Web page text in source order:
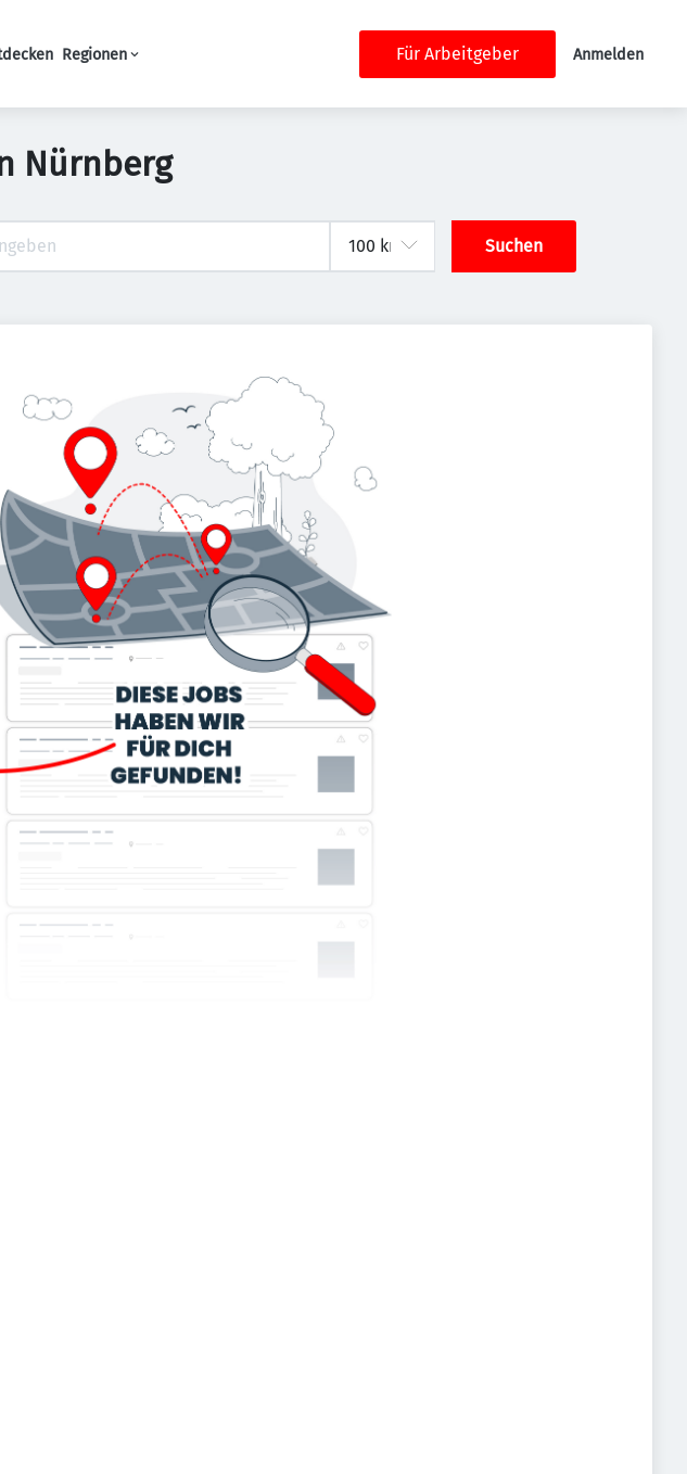
Regionen Für Arbeitgeber Anmelden
Nürnberg
Suchen